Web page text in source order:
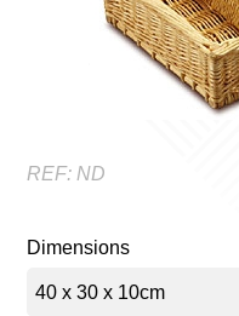
REF: ND
Dimensions